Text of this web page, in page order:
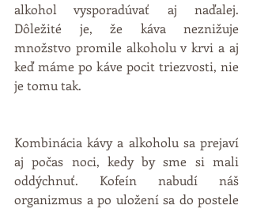
alkohol vysporadúvať aj naďalej.
Dôležité je, že káva neznižuje
množstvo promile alkoholu v krvi a aj
keď máme po káve pocit triezvosti, nie
je tomu tak.
Kombinácia kávy a alkoholu sa prejaví
aj počas noci, kedy by sme si mali
oddýchnuť. Kofeín nabudí náš
organizmus a po uložení sa do postele